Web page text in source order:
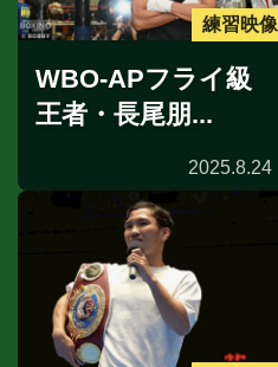
練習映像
WBO-APフライ級
王者・長尾朋...
2025.8.24